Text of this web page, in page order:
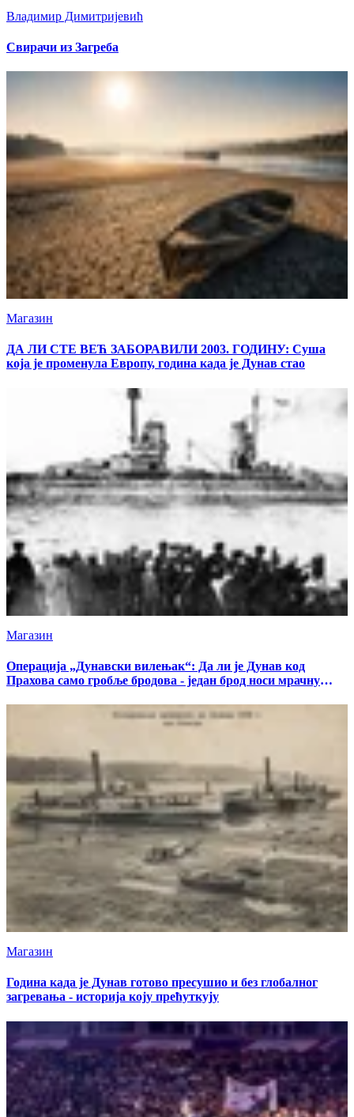
Владимир Димитријевић
Свирачи из Загреба
Магазин
ДА ЛИ СТЕ ВЕЋ ЗАБОРАВИЛИ 2003. ГОДИНУ: Суша
која је променула Европу, година када је Дунав стао
Магазин
Операција „Дунавски вилењак“: Да ли је Дунав код
Прахова само гробље бродова - један брод носи мрачну
Магазин
Година када је Дунав готово пресушио и без глобалног
загревања - историја коју прећуткују